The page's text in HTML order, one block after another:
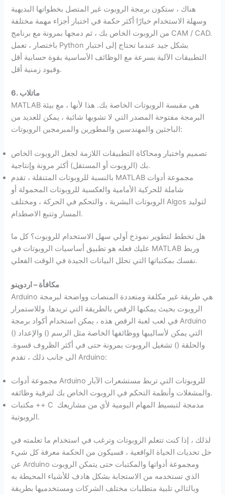
هناك ، ستكون برمجة الروبوت غير المتصل بخطواتها البديهية
وسهلة الاستخدام خيارًا أكثر حكمة في اختبار أجزاء مهمة مختلفة
من الروبوت الخاص بك ، ثم دمجها بمرونة مع برنامج CAM / CAD.
باختصار ، تعمل Python بشكل جيد عندما تحتاج إلى اختبار
التطبيقات الآلية بسرعة مع الوظائف الأساسية بقوة حسابية أقل
وقيود زمنية أقل.
6. ماتلاب
MATLAB هي مقبسة الروبوتات الخاصة بك. هذا لأنها ، مع بيئة
البرمجة مفتوحة المصدر التي لا تشوبها شائبة ، يمكن للعديد من
الباحثين والمهندسين والمطورين والمبرمجين الروبوتات:
تصميم واختبار ومحاكاة التطبيقات اللازمة لجعل الروبوت الخاص
بك (الروبوت أو المستقل) أكثر مرونة وإنتاجية.
بالنسبة للروبوتات المتنقلة ، تقدم MATLAB مجموعة أدوات
شاملة للحركية الأمامية والعكسية للروبوتات المحمولة أو
الروبوتات البشرية ، والتحكم في الحركة ، ومختلف Algos لتوليد
المسار وتتبع الاصطدام.
هل تخطط لتطوير نموذج أولي سهل الاستخدام للروبوت؟ كل ما
عليك فعله هو تطبيق أساسيات الروبوتات في MATLAB وربط
نفسك بمكتباتها التي تحلل البيانات الجيدة في الوقت الفعلي.
مكافأة – اردوينو
Arduino هي طريقة غير مكلفة ومتعددة المنصات وواضحة لبرمجة
الروبوت بحيث يمكنها الرقص بالطريقة التي تريدها. وللاستمرار
في لعب لعبة الرقص هذه ، يمكن استخدام أكواد برمجة Arduino
التي يمكن لأساليبها ووظائفها الخاصة مثل الرسم () والإعداد ()
والحلقة () تشغيل الروبوت بمرونة حتى في أكثر الظروف قسوة.
الى جانب ذلك ، تقدم Arduino:
مجموعة أدوات Arduino للروبوتات التي تربط مستشعرات الآبار
والمشغلات وأنظمة التحكم في الروبوت الخاص بك لترقية وظائفه.
مكتبات ++ C مدمجة لتبسيط المهام اليومية لأي من مشاريعك
الروبوتية.
لذلك ، إذا كنت تتعلم الروبوتات وترغب في استخدام ما تعلمته في
حل تحديات الحياة الواقعية ، فسيكون من الحكمة معرفة كل شيء
عن Arduino ومجموعة أدواتها والمكتبات حتى يتمكن الروبوت
الذي تستخدمه من الاستجابة بشكل هادف للأشياء المحيطة به
وبالتالي تلبية متطلبات مختلف الشركات ومستخدميها بطريقة